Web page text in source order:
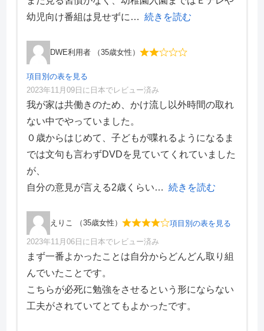
デザイン性
3
幼児向け番組は見せずに
続きを読む
DWE利用者 （35歳女性）
項目別の表を見る
項目別評価
価格・料金
学習効果
1
サポート体制
3
デザイン性
2023年11月09日に日本でレビュー済み
我が家は共働きのため、かけ流し以外時間の取れ
ない中でやっていました。
０歳からはじめて、子どもが喋れるようになるま
では文句も言わずDVDを見ていてくれていました
が、
自分の意見が言える2歳くらい
続きを読む
えりこ （35歳女性） 項目別の表を見る
項目別評価
価格・料金
学習効果
5
サポート体制
5
2023年11月06日に日本でレビュー済み
まず一番よかったことは自分からどんどん取り組
んでいたことです。
こちらが必死に勉強をさせるという形にならない
工夫がされていてとてもよかったです。